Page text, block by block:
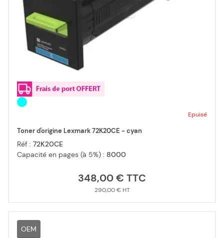
Epuisé
Toner d'origine Lexmark 72K20CE - cyan
Réf : 72K20CE
Capacité en pages (à 5%) : 8000
348,00 €
290,00 €
OEM